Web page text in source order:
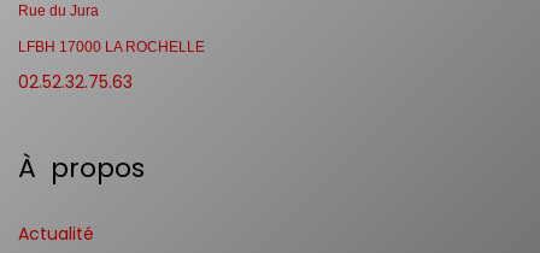
Rue du Jura
LFBH 17000 LA ROCHELLE
02.52.32.75.63
À propos
Actualité